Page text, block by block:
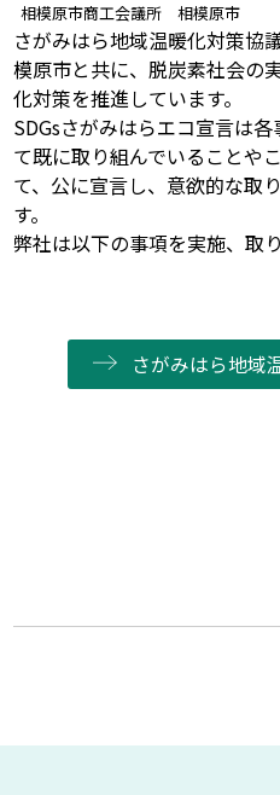
相模原市商工会議所 相模原市
さがみはら地域温暖化対策協
模原市と共に、脱炭素社会の
化対策を推進しています。
SDGsさがみはらエコ宣言は
て既に取り組んでいることや
て、公に宣言し、意欲的な取
す。
弊社は以下の事項を実施、取り
さがみはら地域